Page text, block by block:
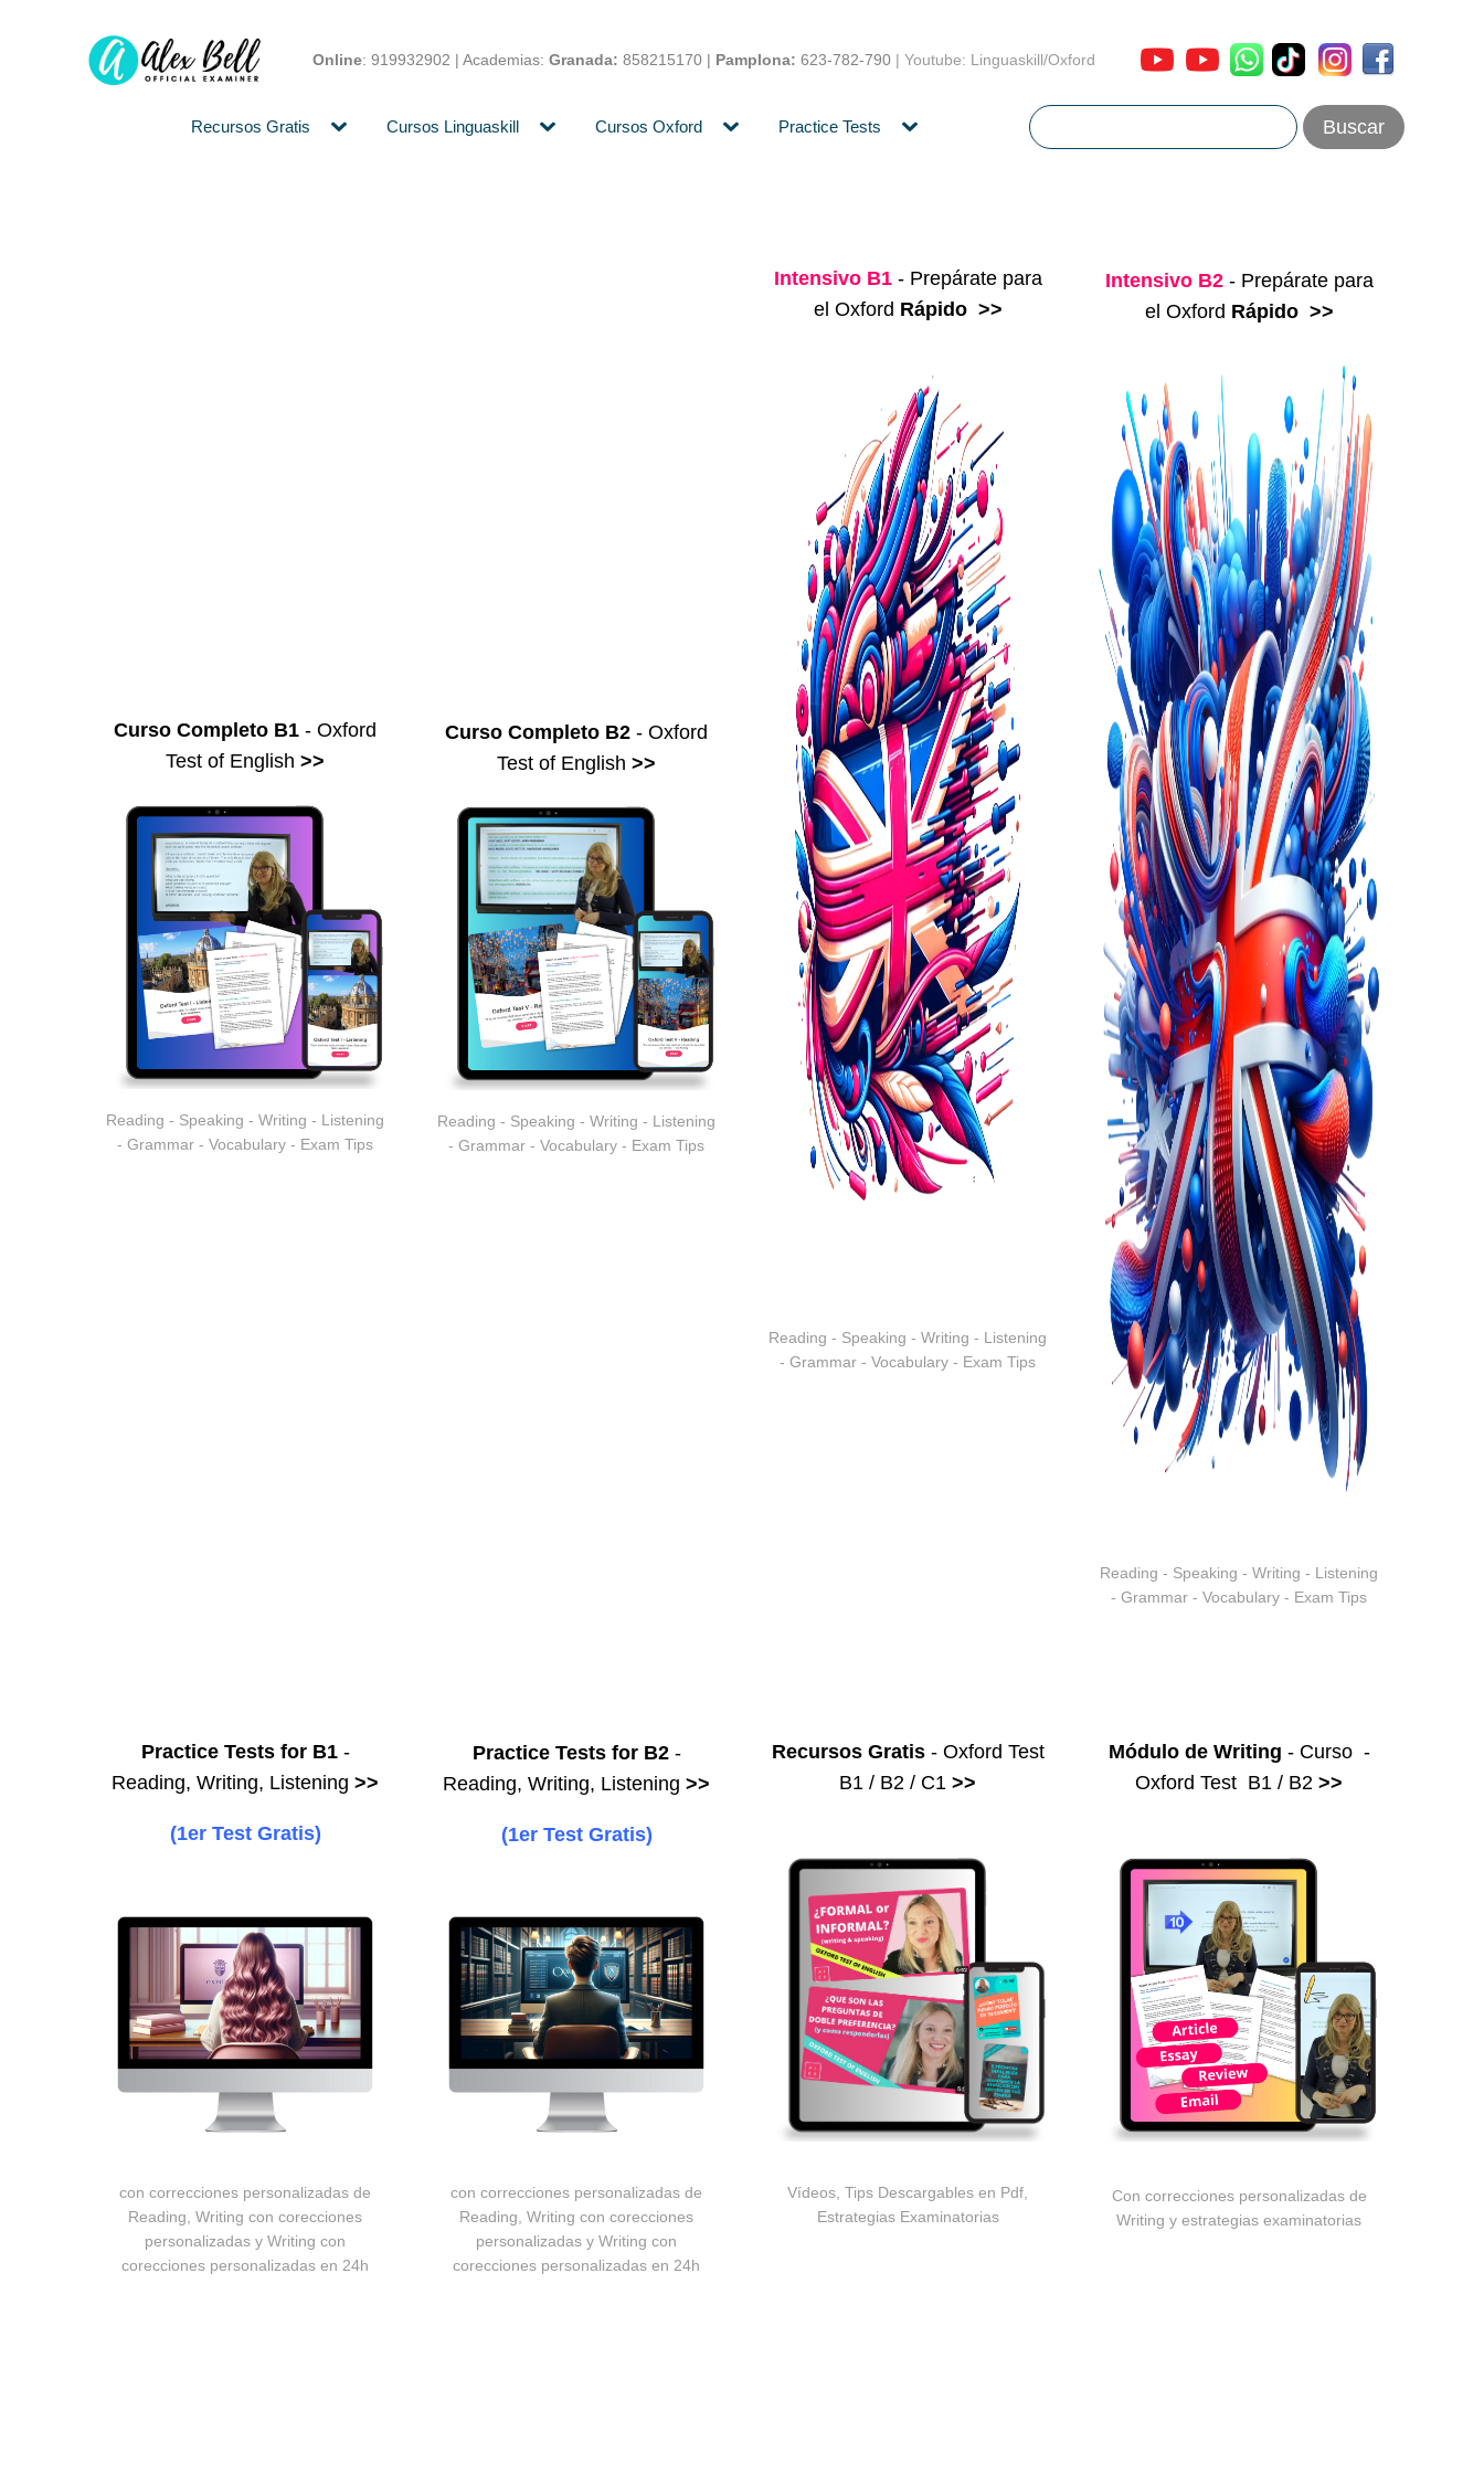
Online: 919932902 | Academias: Granada: 858215170| Pamplona: 623-782-790 | Youtube: Linguaskill/Oxford
Recursos Gratis Cursos Linguaskill Cursos Oxford Practice Tests
Curso Completo B1 - Oxford
Test of English >>
Reading - Speaking - Writing - Listening
- Grammar - Vocabulary - Exam Tips
Curso Completo B2 - Oxford
Test of English >>
Reading - Speaking - Writing - Listening
- Grammar - Vocabulary - Exam Tips
Intensivo B1 - Prepárate para
el Oxford Rápido >>
Reading - Speaking - Writing - Listening
- Grammar - Vocabulary - Exam Tips
Intensivo B2 - Prepárate para
el Oxford Rápido >>
Reading - Speaking - Writing - Listening
- Grammar - Vocabulary - Exam Tips
Practice Tests for B1-
Reading, Writing, Listening >>
(1er Test Gratis)
con correcciones personalizadas de
Reading, Writing con corecciones
personalizadas y Writing con
corecciones personalizadas en 24h
Practice Tests for B2-
Reading, Writing, Listening >>
(1er Test Gratis)
con correcciones personalizadas de
Reading, Writing con corecciones
personalizadas y Writing con
corecciones personalizadas en 24h
Recursos Gratis- Oxford Test
B1 / B2 / C1 >>
Vídeos, Tips Descargables en Pdf,
Estrategias Examinatorias
Módulo de Writing - Curso -
Oxford Test B1 / B2 >>
Con correcciones personalizadas de
Writing y estrategias examinatorias